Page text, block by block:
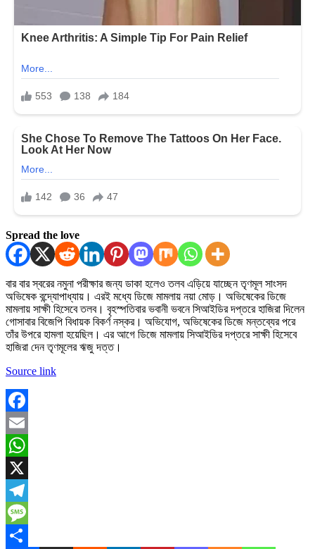
Spread the love
বার বার স্বরের নমুনা পরীক্ষার জন্য ডাকা হলেও তলব এড়িয়ে যাচ্ছেন তৃণমূল সাংসদ
অভিষেক বন্দ্যোপাধ্যায়। এরই মধ্যে ডিজে মামলায় নয়া মোড়। অভিষেকের ডিজে
মামলায় সাক্ষী হিসেবে তলব। বৃহস্পতিবার ভবানী ভবনে সিআইডির দপ্তরে হাজিরা দিলেন
গোসাবার বিজেপি বিধায়ক বিকর্ণ নস্কর। অভিযোগ, অভিষেকের ডিজে মন্তব্যের পরে
তাঁর উপরে হামলা হয়েছিল। এর আগে ডিজে মামলায় সিআইডির দপ্তরে সাক্ষী হিসেবে
হাজিরা দেন তৃণমূলের ঋজু দত্ত।
Source link
Facebook
Email
WhatsApp
X
Telegram
Message